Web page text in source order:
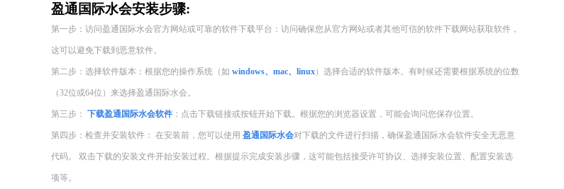
盈通国际水会安装步骤:
第一步：访问盈通国际水会官方网站或可靠的软件下载平台：访问确保您从官方网站或者其他可信的软件下载网站获取软件，
这可以避免下载到恶意软件。
第二步：选择软件版本：根据您的操作系统（如 windows、mac、linux）选择合适的软件版本。有时候还需要根据系统的位数
（32位或64位）来选择盈通国际水会。
第三步： 下载盈通国际水会软件 ：点击下载链接或按钮开始下载。根据您的浏览器设置，可能会询问您保存位置。
第四步：检查并安装软件： 在安装前，您可以使用 盈通国际水会对下载的文件进行扫描，确保盈通国际水会软件安全无恶意
代码。 双击下载的安装文件开始安装过程。根据提示完成安装步骤，这可能包括接受许可协议、选择安装位置、配置安装选
项等。